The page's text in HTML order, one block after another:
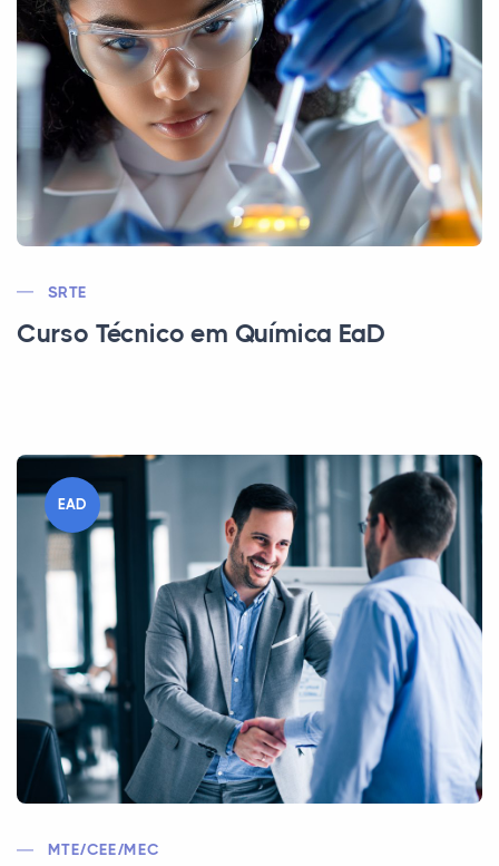
SRTE
Curso Técnico em Química EaD
EAD
MTE/CEE/MEC